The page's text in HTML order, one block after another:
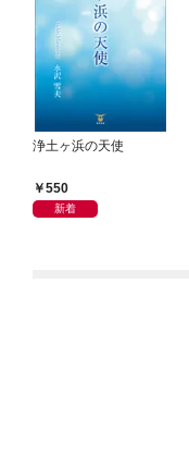
浄土ヶ浜の天使
550
新着